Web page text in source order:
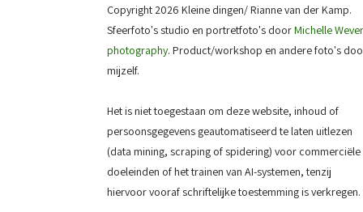
Copyright 2026 Kleine dingen/ Rianne van der Kamp.
Sfeerfoto's studio en portretfoto's doorMichelle Wever
photography. Product/workshop en andere foto's
mijzelf.
Het is niet toegestaan om deze website, inhoud of
persoonsgegevens geautomatiseerd te laten uitlezen
(data mining, scraping of spidering) voor commerciële
doeleinden of het trainen van AI-systemen, tenzij
hiervoor vooraf schriftelijke toestemming is verkregen.